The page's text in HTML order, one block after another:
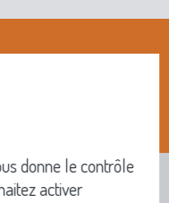
donne le contrôle
activer